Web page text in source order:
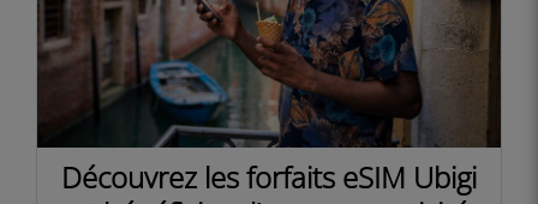
Découvrez les forfaits eSIM Ubigi